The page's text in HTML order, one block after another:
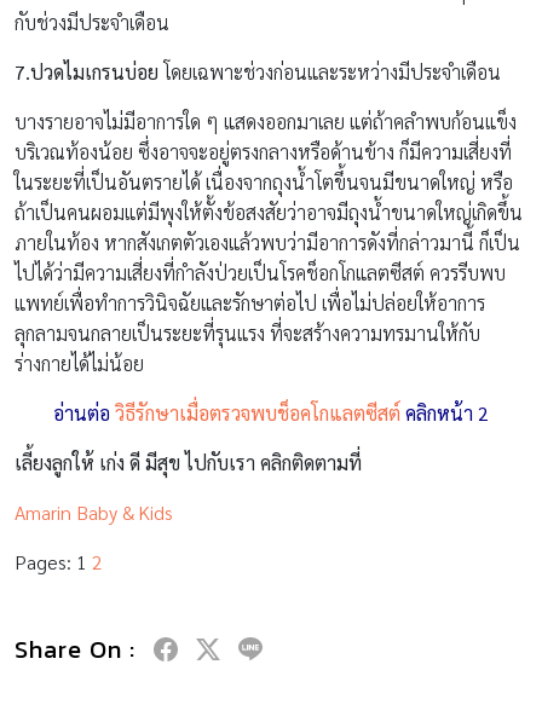
กับช่วงมีประจำเดือน
7.ปวดไมเกรนบ่อย โดยเฉพาะช่วงก่อนและระหว่างมีประจำเดือน
บางรายอาจไม่มีอาการใด ๆ แสดงออกมาเลย แต่ถ้าคลำพบก้อนแข็ง
บริเวณท้องน้อย ซึ่งอาจจะอยู่ตรงกลางหรือด้านข้าง ก็มีความเสี่ยงที่
ในระยะที่เป็นอันตรายได้ เนื่องจากถุงน้ำโตขึ้นจนมีขนาดใหญ่ หรือ
ถ้าเป็นคนผอมแต่มีพุงให้ตั้งข้อสงสัยว่าอาจมีถุงน้ำขนาดใหญ่เกิดขึ้น
ภายในท้อง หากสังเกตตัวเองแล้วพบว่ามีอาการดังที่กล่าวมานี้ ก็เป็น
ไปได้ว่ามีความเสี่ยงที่กำลังป่วยเป็นโรคช็อกโกแลตซีสต์ ควรรีบพบ
แพทย์เพื่อทำการวินิจฉัยและรักษาต่อไป เพื่อไม่ปล่อยให้อาการ
ลุกลามจนกลายเป็นระยะที่รุนแรง ที่จะสร้างความทรมานให้กับ
ร่างกายได้ไม่น้อย
อ่านต่อ วิธีรักษาเมื่อตรวจพบช็อคโกแลตซีสต์ คลิกหน้า 2
เลี้ยงลูกให้ เก่ง ดี มีสุข ไปกับเรา คลิกติดตามที่
Amarin Baby & Kids
Pages: 1 2
Share On :